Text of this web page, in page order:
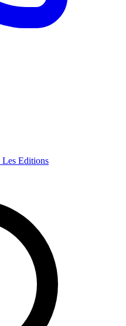
Les Editions